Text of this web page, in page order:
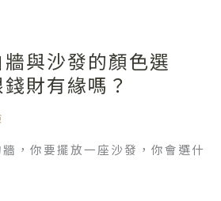
與沙發的顏色選
財有緣嗎？
牆，你要擺放一座沙發，你會選什